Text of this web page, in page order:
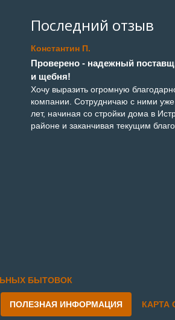
Последний отзыв
Константин П.
Проверено - надежный
и щебня!
Хочу выразить огромную
компании. Сотрудничаю с ними уже
лет, начиная со стройки дома в
районе и заканчивая текущим
БЫТОВОК
ПОЛЕЗНАЯ ИНФОРМАЦИЯ КАРТА